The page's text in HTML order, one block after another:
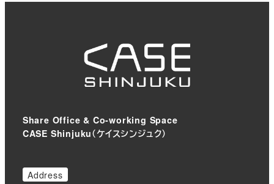
Share Office & Co-working Space
CASE Shinjuku（ケイスシンジュク）
Address